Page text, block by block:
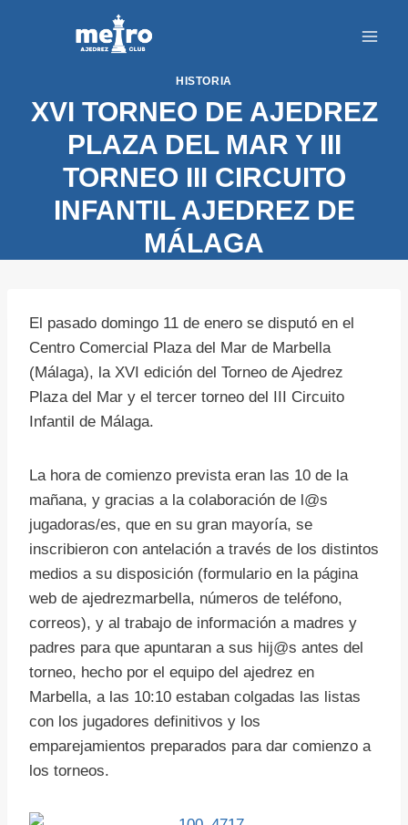
HISTORIA
XVI TORNEO DE AJEDREZ
PLAZA DEL MAR Y III
TORNEO III CIRCUITO
INFANTIL AJEDREZ DE
MÁLAGA
El pasado domingo 11 de enero se disputó en el
Centro Comercial Plaza del Mar de Marbella
(Málaga), la XVI edición del Torneo de Ajedrez
Plaza del Mar y el tercer torneo del III Circuito
Infantil de Málaga.
La hora de comienzo prevista eran las 10 de la
mañana, y gracias a la colaboración de l@s
jugadoras/es, que en su gran mayoría, se
inscribieron con antelación a través de los distintos
medios a su disposición (formulario en la página
web de ajedrezmarbella, números de teléfono,
correos), y al trabajo de información a madres y
padres para que apuntaran a sus hij@s antes del
torneo, hecho por el equipo del ajedrez en
Marbella, a las 10:10 estaban colgadas las listas
con los jugadores definitivos y los
emparejamientos preparados para dar comienzo a
los torneos.